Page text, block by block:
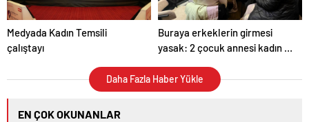
Medyada Kadın Temsili
çalıştayı
Buraya erkeklerin girmesi
yasak: 2 çocuk annesi kadın 2
Daha Fazla Haber Yükle
EN ÇOK OKUNANLAR